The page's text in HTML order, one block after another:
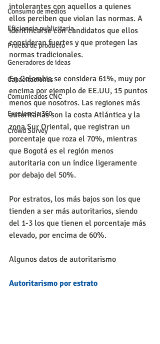
Consumo de medios
Eficiencia publicitaria
Prueba de producto
Generadores de ideas
Capacitaciones
Comunicados CNC
Excelencia 360
Crowd Survey
intolerantes con aquellos a quienes
ellos perciben que violan las normas. A
identificarse con candidatos que ellos
consideran fuertes y que protegen las
normas tradicionales.
En Colombia se considera 61%, muy por
encima por ejemplo de EE.UU, 15 puntos
menos que nosotros. Las regiones más
autoritarias son la costa Atlántica y la
zona Sur Oriental, que registran un
porcentaje que roza el 70%, mientras
que Bogotá es el región menos
autoritaria con un índice ligeramente
por debajo del 50%.
Por estratos, los más bajos son los que
tienden a ser más autoritarios, siendo
del 1-3 los que tienen el porcentaje más
elevado, por encima de 60%.
Algunos datos de autoritarismo
Autoritarismo por estrato